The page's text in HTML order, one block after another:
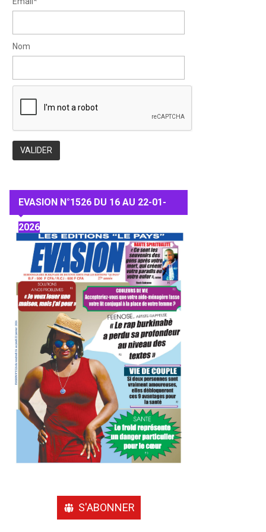
Nom
EVASION N°1526 DU 16 AU 22-01-
2026
S'ABONNER